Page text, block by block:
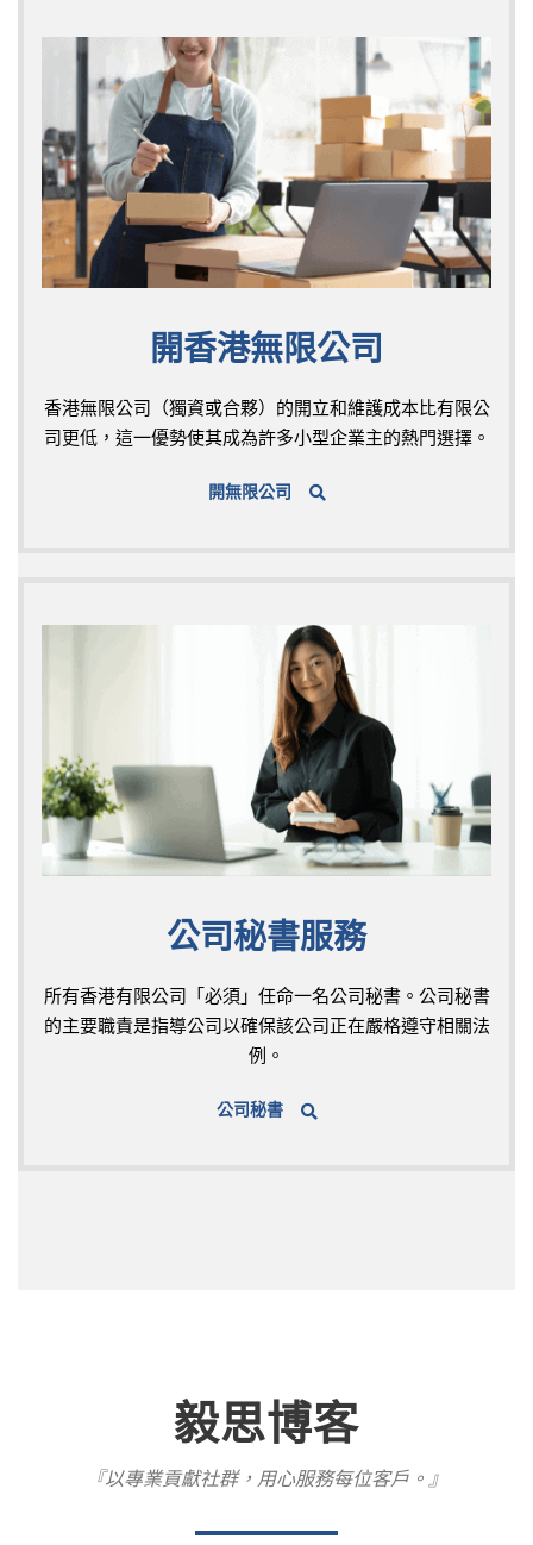
開香港無限公司
香港無限公司（獨資或合夥）的開立和維護成本比有限公
司更低，這一優勢使其成為許多小型企業主的熱門選擇。
開無限公司
公司秘書服務
所有香港有限公司「必須」任命一名公司秘書。公司秘書
的主要職責是指導公司以確保該公司正在嚴格遵守相關法
例。
公司秘書
毅思博客
『以專業貢獻社群，用心服務每位客戶。』